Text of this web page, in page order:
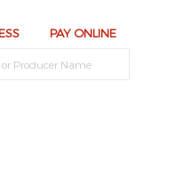
PAY ONLINE